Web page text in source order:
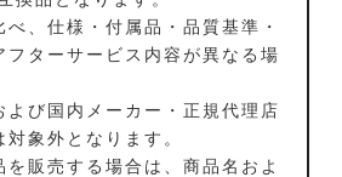
べ、仕様・付属品・品質基準・
フターサービス内容が異なる場
よび国内メーカー・正規代理店
象外となります。
を販売する場合は、商品名およ